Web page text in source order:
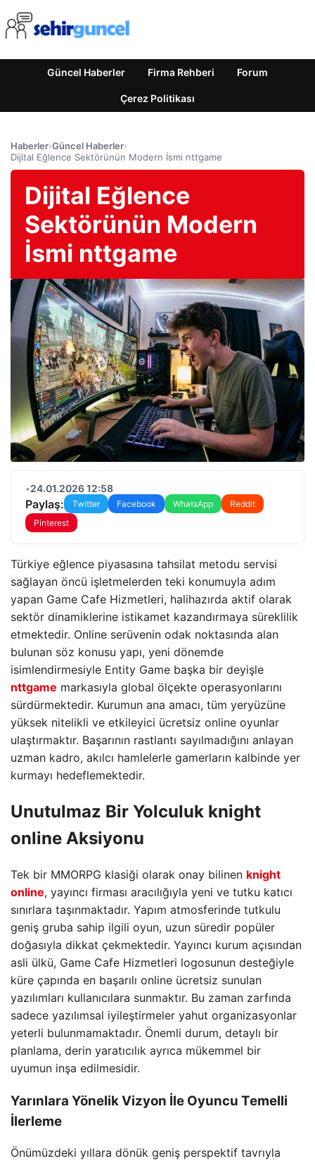
Güncel Haberler Firma Rehberi Forum
Çerez Politikası
Haberler›Güncel Haberler›
Dijital Eğlence Sektörünün Modern İsmi nttgame
Dijital Eğlence
Sektörünün Modern
İsmi nttgame
•24.01.2026 12:58
Paylaş: Twitter Facebook WhatsApp
Reddit
Pinterest
Türkiye eğlence piyasasına tahsilat metodu servisi
sağlayan öncü işletmelerden teki konumuyla adım
yapan Game Cafe Hizmetleri, halihazırda aktif olarak
sektör dinamiklerine istikamet kazandırmaya süreklilik
etmektedir. Online serüvenin odak noktasında alan
bulunan söz konusu yapı, yeni dönemde
isimlendirmesiyle Entity Game başka bir deyişle
nttgame markasıyla global ölçekte operasyonlarını
sürdürmektedir. Kurumun ana amacı, tüm yeryüzüne
yüksek nitelikli ve etkileyici ücretsiz online oyunlar
ulaştırmaktır. Başarının rastlantı sayılmadığını anlayan
uzman kadro, akılcı hamlelerle gamerların kalbinde yer
kurmayı hedeflemektedir.
Unutulmaz Bir Yolculuk knight
online Aksiyonu
Tek bir MMORPG klasiği olarak onay bilinen knight
online, yayıncı firması aracılığıyla yeni ve tutku katıcı
sınırlara taşınmaktadır. Yapım atmosferinde tutkulu
geniş gruba sahip ilgili oyun, uzun süredir popüler
doğasıyla dikkat çekmektedir. Yayıncı kurum açısından
asli ülkü, Game Cafe Hizmetleri logosunun desteğiyle
küre çapında en başarılı online ücretsiz sunulan
yazılımları kullanıcılara sunmaktır. Bu zaman zarfında
sadece yazılımsal iyileştirmeler yahut organizasyonlar
yeterli bulunmamaktadır. Önemli durum, detaylı bir
planlama, derin yaratıcılık ayrıca mükemmel bir
uyumun inşa edilmesidir.
Yarınlara Yönelik Vizyon İle Oyuncu Temelli
İlerleme
Önümüzdeki yıllara dönük geniş perspektif tavrıyla